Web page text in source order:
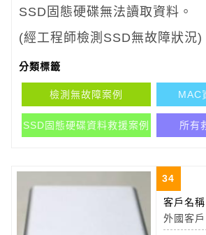
SSD固態硬碟無法讀取資料。
(經工程師檢測SSD無故障狀況)
分類標籤
檢測無故障案例 MAC
SSD固態硬碟資料救援案例 所有
34
客戶名稱
外國客